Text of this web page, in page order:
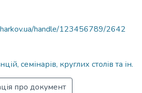
handle/123456789/2642
семінарів, круглих столів та ін.
про документ